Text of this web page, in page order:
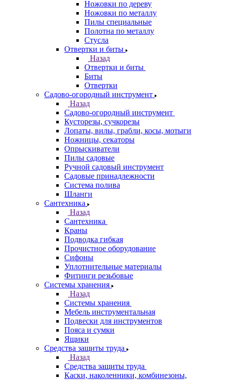
Ножовки по дереву
Ножовки по металлу
Пилы специальные
Полотна по металлу
Стусла
Отвертки и биты
Назад
Отвертки и биты
Биты
Отвертки
Садово-огородный инструмент
Назад
Садово-огородный инструмент
Кусторезы, сучкорезы
Лопаты, вилы, грабли, косы, мотыги
Ножницы, секаторы
Опрыскиватели
Пилы садовые
Ручной садовый инструмент
Садовые принадлежности
Система полива
Шланги
Сантехника
Назад
Сантехника
Краны
Подводка гибкая
Прочистное оборудование
Сифоны
Уплотнительные материалы
Фитинги резьбовые
Системы хранения
Назад
Системы хранения
Мебель инструментальная
Подвески для инструментов
Пояса и сумки
Ящики
Средства защиты труда
Назад
Средства защиты труда
Каски, наколенники, комбинезоны,